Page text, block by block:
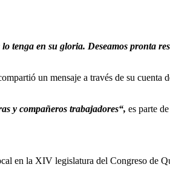
en su gloria. Deseamos pronta
un mensaje a través de su cuenta
y compañeros trabajadores“, es parte
en la XIV legislatura del Congreso de